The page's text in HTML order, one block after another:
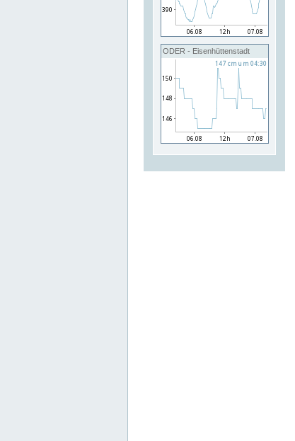
ODER - Eisenhüttenstadt